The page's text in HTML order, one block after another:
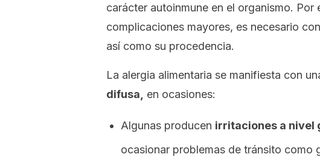
carácter autoinmune en el organismo.
complicaciones mayores, es necesario
así como su procedencia.
La alergia alimentaria se manifiesta con
difusa
en ocasiones:
Algunas producen irritaciones a nivel
ocasionar problemas de tránsito como